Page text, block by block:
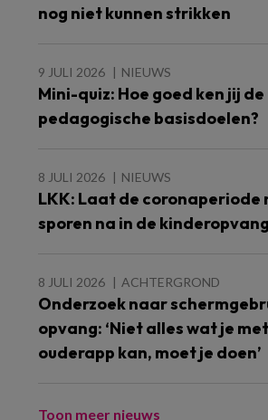
nog niet kunnen strikken
9 JULI 2026 NIEUWS
Mini-quiz: Hoe goed ken jij de
pedagogische basisdoelen?
8 JULI 2026 NIEUWS
LKK: Laat de coronaperiode
sporen na in de
8 JULI 2026 ACHTERGROND
Onderzoek naar
opvang: ‘Niet alles wat je
ouderapp kan, moet je doen’
Toon meer nieuws